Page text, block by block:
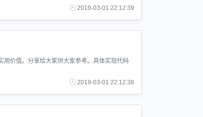
2019-03-01 22:12:39
价值。分享给大家供大家参考。具体实现代码
2019-03-01 22:12:38